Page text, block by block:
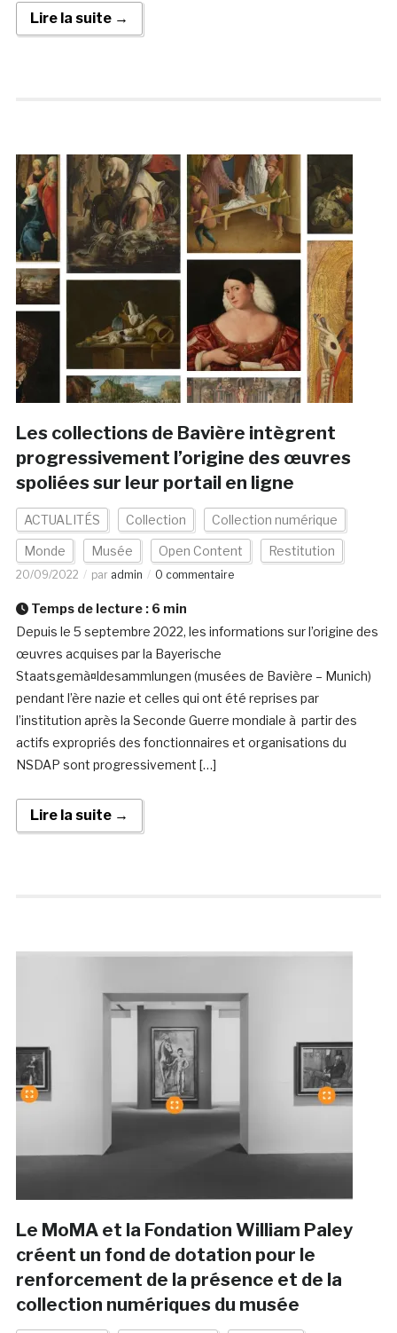
Lire la suite →
Les collections de Bavière intègrent
progressivement l’origine des œuvres
spoliées sur leur portail en ligne
ACTUALITÉS Collection Collection numérique
Monde Musée Open Content Restitution
20/09/2022 par admin 0 commentaire
Temps de lecture : 6 min
Depuis le 5 septembre 2022, les informations sur l’origine des
œuvres acquises par la Bayerische
Staatsgemà¤ldesammlungen (musées de Bavière – Munich)
pendant l’ère nazie et celles qui ont été reprises par
l’institution après la Seconde Guerre mondiale à partir des
actifs expropriés des fonctionnaires et organisations du
NSDAP sont progressivement […]
Lire la suite →
Le MoMA et la Fondation William Paley
créent un fond de dotation pour le
renforcement de la présence et de la
collection numériques du musée